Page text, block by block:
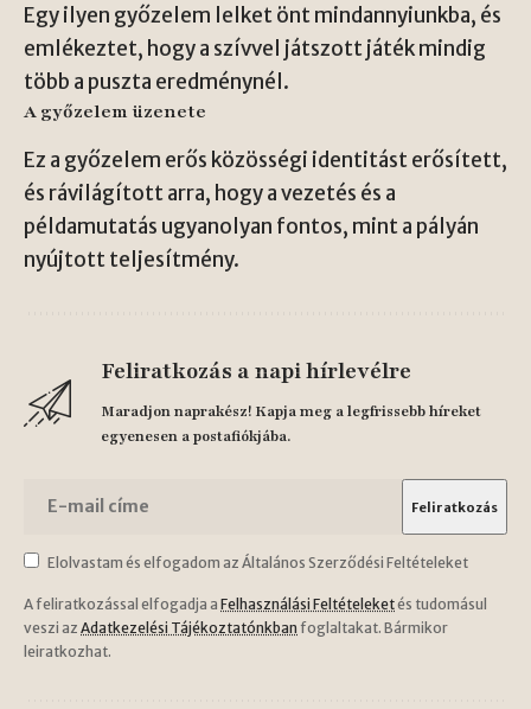
Egy ilyen győzelem lelket önt mindannyiunkba, és
emlékeztet, hogy a szívvel játszott játék mindig
több a puszta eredménynél.
A győzelem üzenete
Ez a győzelem erős közösségi identitást erősített,
és rávilágított arra, hogy a vezetés és a
példamutatás ugyanolyan fontos, mint a pályán
nyújtott teljesítmény.
Feliratkozás a napi hírlevélre
Maradjon naprakész! Kapja meg a legfrissebb híreket
egyenesen a postafiókjába.
Elolvastam és elfogadom az Általános Szerződési Feltételeket
A feliratkozással elfogadja a Felhasználási Feltételeketés tudomásul
veszi az Adatkezelési Tájékoztatónkban foglaltakat. Bármikor
leiratkozhat.